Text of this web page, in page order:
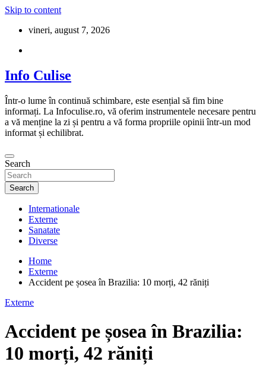
Skip to content
vineri, august 7, 2026
Info Culise
Într-o lume în continuă schimbare, este esențial să fim bine
informați. La Infoculise.ro, vă oferim instrumentele necesare pentru
a vă menține la zi și pentru a vă forma propriile opinii într-un mod
informat și echilibrat.
Search
Search
Internationale
Externe
Sanatate
Diverse
Home
Externe
Accident pe șosea în Brazilia: 10 morți, 42 răniți
Externe
Accident pe șosea în Brazilia:
10 morți, 42 răniți